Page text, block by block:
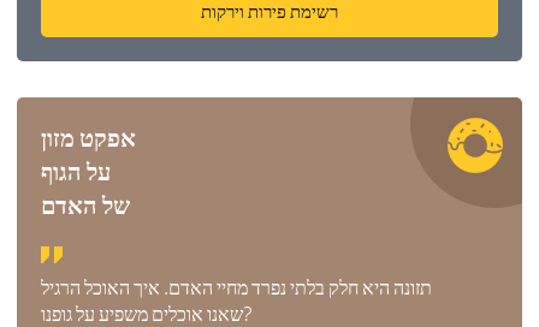
רשימת פירות וירקות
אפקט מזון
על הגוף
של האדם
תזונה היא חלק בלתי נפרד מחיי האדם. איך האוכל הרגיל
שאנו אוכלים משפיע על גופנו?